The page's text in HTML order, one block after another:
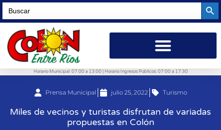
Search
for:
Horario Municipal: 07:00 a 13:00 | Horario Ingresos Públicos: 07:00 a 17:30
Prensa Municipal julio 25, 2022 Turismo
Miles de vecinos y turistas disfrutan de variadas
propuestas en Colón